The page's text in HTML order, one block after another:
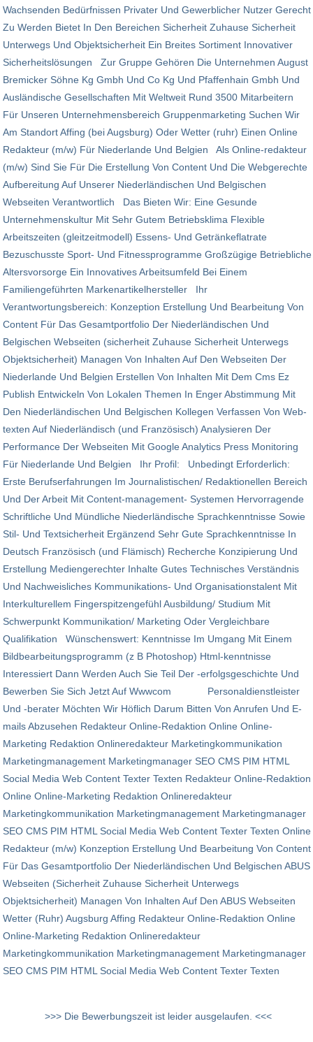
Wachsenden Bedürfnissen Privater Und Gewerblicher Nutzer Gerecht
Zu Werden Bietet In Den Bereichen Sicherheit Zuhause Sicherheit
Unterwegs Und Objektsicherheit Ein Breites Sortiment Innovativer
Sicherheitslösungen Zur Gruppe Gehören Die Unternehmen August
Bremicker Söhne Kg Gmbh Und Co Kg Und Pfaffenhain Gmbh Und
Ausländische Gesellschaften Mit Weltweit Rund 3500 Mitarbeitern
Für Unseren Unternehmensbereich Gruppenmarketing Suchen Wir
Am Standort Affing (bei Augsburg) Oder Wetter (ruhr) Einen Online
Redakteur (m/w) Für Niederlande Und Belgien Als Online-redakteur
(m/w) Sind Sie Für Die Erstellung Von Content Und Die Webgerechte
Aufbereitung Auf Unserer Niederländischen Und Belgischen
Webseiten Verantwortlich Das Bieten Wir: Eine Gesunde
Unternehmenskultur Mit Sehr Gutem Betriebsklima Flexible
Arbeitszeiten (gleitzeitmodell) Essens- Und Getränkeflatrate
Bezuschusste Sport- Und Fitnessprogramme Großzügige Betriebliche
Altersvorsorge Ein Innovatives Arbeitsumfeld Bei Einem
Familiengeführten Markenartikelhersteller Ihr
Verantwortungsbereich: Konzeption Erstellung Und Bearbeitung Von
Content Für Das Gesamtportfolio Der Niederländischen Und
Belgischen Webseiten (sicherheit Zuhause Sicherheit Unterwegs
Objektsicherheit) Managen Von Inhalten Auf Den Webseiten Der
Niederlande Und Belgien Erstellen Von Inhalten Mit Dem Cms Ez
Publish Entwickeln Von Lokalen Themen In Enger Abstimmung Mit
Den Niederländischen Und Belgischen Kollegen Verfassen Von Web-
texten Auf Niederländisch (und Französisch) Analysieren Der
Performance Der Webseiten Mit Google Analytics Press Monitoring
Für Niederlande Und Belgien Ihr Profil: Unbedingt Erforderlich:
Erste Berufserfahrungen Im Journalistischen/ Redaktionellen Bereich
Und Der Arbeit Mit Content-management- Systemen Hervorragende
Schriftliche Und Mündliche Niederländische Sprachkenntnisse Sowie
Stil- Und Textsicherheit Ergänzend Sehr Gute Sprachkenntnisse In
Deutsch Französisch (und Flämisch) Recherche Konzipierung Und
Erstellung Mediengerechter Inhalte Gutes Technisches Verständnis
Und Nachweisliches Kommunikations- Und Organisationstalent Mit
Interkulturellem Fingerspitzengefühl Ausbildung/ Studium Mit
Schwerpunkt Kommunikation/ Marketing Oder Vergleichbare
Qualifikation Wünschenswert: Kenntnisse Im Umgang Mit Einem
Bildbearbeitungsprogramm (z B Photoshop) Html-kenntnisse
Interessiert Dann Werden Auch Sie Teil Der -erfolgsgeschichte Und
Bewerben Sie Sich Jetzt Auf Wwwcom Personaldienstleister
Und -berater Möchten Wir Höflich Darum Bitten Von Anrufen Und E-
mails Abzusehen Redakteur Online-Redaktion Online Online-
Marketing Redaktion Onlineredakteur Marketingkommunikation
Marketingmanagement Marketingmanager SEO CMS PIM HTML
Social Media Web Content Texter Texten Redakteur Online-Redaktion
Online Online-Marketing Redaktion Onlineredakteur
Marketingkommunikation Marketingmanagement Marketingmanager
SEO CMS PIM HTML Social Media Web Content Texter Texten Online
Redakteur (m/w) Konzeption Erstellung Und Bearbeitung Von Content
Für Das Gesamtportfolio Der Niederländischen Und Belgischen ABUS
Webseiten (Sicherheit Zuhause Sicherheit Unterwegs
Objektsicherheit) Managen Von Inhalten Auf Den ABUS Webseiten
Wetter (Ruhr) Augsburg Affing Redakteur Online-Redaktion Online
Online-Marketing Redaktion Onlineredakteur
Marketingkommunikation Marketingmanagement Marketingmanager
SEO CMS PIM HTML Social Media Web Content Texter Texten
>>> Die Bewerbungszeit ist leider ausgelaufen. <<<